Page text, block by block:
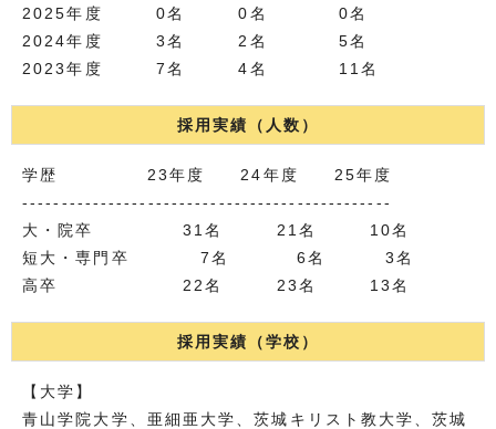
2025年度 0名 0名 0名
2024年度 3名 2名 5名
2023年度 7名 4名 11名
採用実績（人数）
学歴 23年度 24年度 25年度
-----------------------------------------------
大・院卒 31名 21名 10名
短大・専門卒 7名 6名 3名
高卒 22名 23名 13名
採用実績（学校）
【大学】
青山学院大学、亜細亜大学、茨城キリスト教大学、茨城